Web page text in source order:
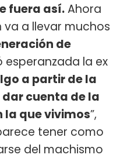
fuera así.Ahora
a llevar muchos
de
esperanzada la ex
a partir de la
cuenta de la
que vivimos”,
tener como
del machismo